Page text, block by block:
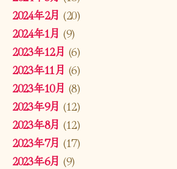
2024年2月 (20)
2024年1月 (9)
2023年12月 (6)
2023年11月 (6)
2023年10月 (8)
2023年9月 (12)
2023年8月 (12)
2023年7月 (17)
2023年6月 (9)